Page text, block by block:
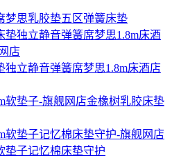
梦思乳胶垫五区弹簧床垫
独立静音弹簧席梦思1.8m床酒店
金橡树乳胶床垫
垫子记忆棉床垫守护